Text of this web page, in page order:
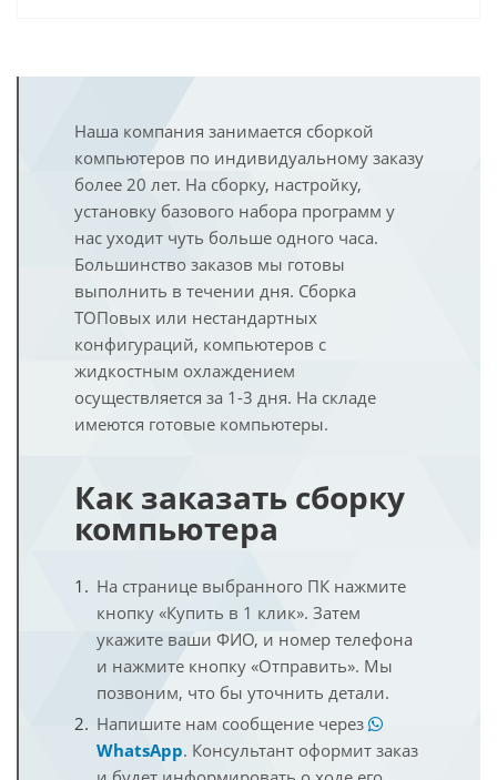
Наша компания занимается сборкой
компьютеров по индивидуальному заказу
более 20 лет. На сборку, настройку,
установку базового набора программ у
нас уходит чуть больше одного часа.
Большинство заказов мы готовы
выполнить в течении дня. Сборка
ТОПовых или нестандартных
конфигураций, компьютеров с
жидкостным охлаждением
осуществляется за 1-3 дня. На складе
имеются готовые компьютеры.
Как заказать сборку
компьютера
На странице выбранного ПК нажмите
кнопку «Купить в 1 клик». Затем
укажите ваши ФИО, и номер телефона
и нажмите кнопку «Отправить». Мы
позвоним, что бы уточнить детали.
Напишите нам сообщение через
WhatsApp. Консультант оформит заказ